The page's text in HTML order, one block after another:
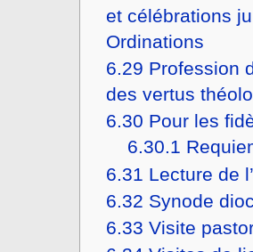
et célébrations
Ordinations
6.29 Profession
des vertus
6.30 Pour les
6.30.1
6.31 Lecture de
6.32 Synode
6.33 Visite